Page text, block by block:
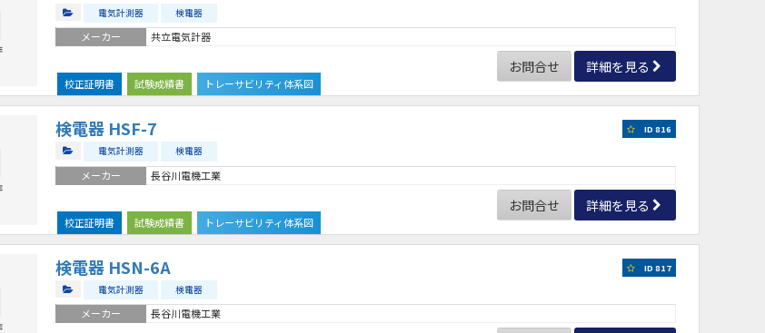
電気計測器 検電器
メーカー 共立電気計器
お問合せ 詳細を見る
校正証明書 試験成績書 トレーサビリティ体系図
ID 816
検電器 HSF-7
電気計測器 検電器
メーカー 長谷川電機工業
お問合せ 詳細を見る
校正証明書 試験成績書 トレーサビリティ体系図
ID 817
検電器 HSN-6A
電気計測器 検電器
メーカー 長谷川電機工業